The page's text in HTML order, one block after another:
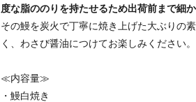
度な脂ののりを持たせるため出荷前まで細か
その鰻を炭火で丁寧に焼き上げた大ぶりの
く、わさび醤油につけてお楽しみください。
≪内容量≫
・鰻白焼き